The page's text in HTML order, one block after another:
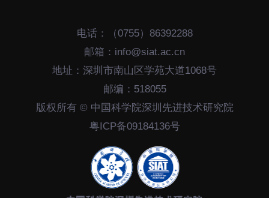
电话：（0755）86392288
邮箱：info@siat.ac.cn
地址：深圳市南山区学苑大道1068号
邮编：518055
版权所有 © 中国科学院深圳先进技术研究院
粤ICP备09184136号